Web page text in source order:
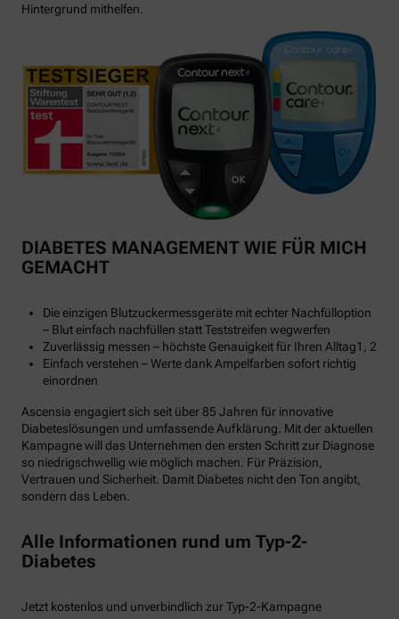
Hintergrund mithelfen.
DIABETES MANAGEMENT WIE FÜR MICH
GEMACHT
Die einzigen Blutzuckermessgeräte mit echter Nachfülloption
– Blut einfach nachfüllen statt Teststreifen wegwerfen
Zuverlässig messen – höchste Genauigkeit für Ihren Alltag1, 2
Einfach verstehen – Werte dank Ampelfarben sofort richtig
einordnen
Ascensia engagiert sich seit über 85 Jahren für innovative
Diabeteslösungen und umfassende Aufklärung. Mit der aktuellen
Kampagne will das Unternehmen den ersten Schritt zur Diagnose
so niedrigschwellig wie möglich machen. Für Präzision,
Vertrauen und Sicherheit. Damit Diabetes nicht den Ton angibt,
sondern das Leben.
Alle Informationen rund um Typ-2-
Diabetes
Jetzt kostenlos und unverbindlich zur Typ-2-Kampagne